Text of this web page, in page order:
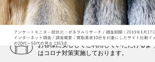
お客様に安心してご利用していただけるよ
はコロナ対策実施しております。